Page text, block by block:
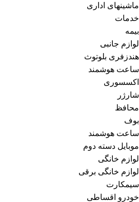
ماشینهای اداری
خدمات
بیمه
لوازم جانبی
هندزفری بلوتوث
ساعت هوشمند
اکسسوری
شارژر
محافظ
بوف
ساعت هوشمند
موبایل دسته دوم
لوازم خانگی
لوازم خانگی برقی
سیمکارت
خودرو اقساطی